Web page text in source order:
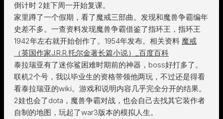
倒计时 2娃下周一开始复课。
家里蹲了一个假期，看了魔戒三部曲。发现和魔兽争霸编年
史差不多。一查资料发现魔兽争霸借鉴了指环王，指环王
1942年左右就开始创作了。1954年发布。相关资料 魔戒
（英国作家J.R.R.托尔金著长篇小说）_百度百科
泰拉瑞亚有了迷你鲨困难时期前的神器，boss好打多了。
联机2个号，我以毕业生的资格带领他两玩，不过还是得看
看泰拉瑞亚的wiki。游戏和说明内容几乎完全分开的结果。
2娃也会了dota，魔兽争霸对战，也会自己去找其它装作者
自制的地图，玩起了war3版本的模拟人生。